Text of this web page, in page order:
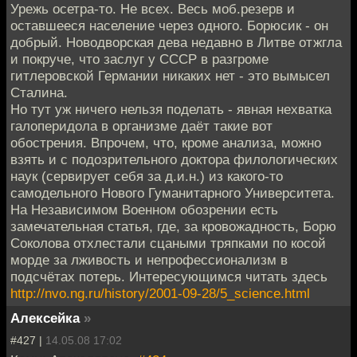
Урежь осетра-то. Не всех. Весь моб.резерв и
оставшееся население через одного. Борюсик - он
добрый. Новодворская дева недавно в Литве отжгла
и покруче, что заслуг у СССР в разгроме
гитлеровской Германии никаких нет - это вымысел
Сталина.
Но тут уж ничего нельзя поделать - явная нехватка
галоперидола в организме даёт такие вот
обострения. Впрочем, что, кроме анализа, можно
взять и с подозрительного доктора филологических
наук (сервирует себя за д.и.н.) из какого-то
самодельного Нового Гуманитарного Университета.
На Независимом Военном обозрении есть
замечательная статья, где, за кровожадность, Борю
Соколова отхлестали сцаными тряпками по косой
морде за лживость и непрофессионализм в
подсчётах потерь. Интересующимся читать здесь
http://nvo.ng.ru/history/2001-09-28/5_science.html
Алексейка »
#427 | 14.05.08 17:02